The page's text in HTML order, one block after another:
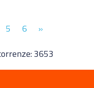
5 6
»
3653